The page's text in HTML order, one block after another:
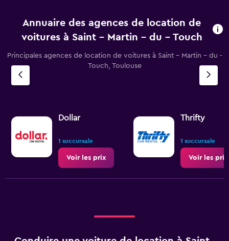
Annuaire des agences de location de
voitures à Saint - Martin - du - Touch
Principales agences de location de voitures à Saint - Martin - du -
Touch, Toulouse
Dollar
1 succursale
Voir les prix
Thrifty
1 succursale
Voir les prix